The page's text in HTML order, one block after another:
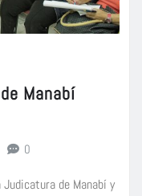
Manabí
0
de Manabí y